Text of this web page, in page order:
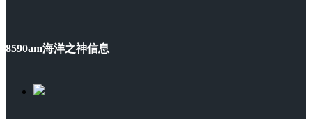
8590am海洋之神信息